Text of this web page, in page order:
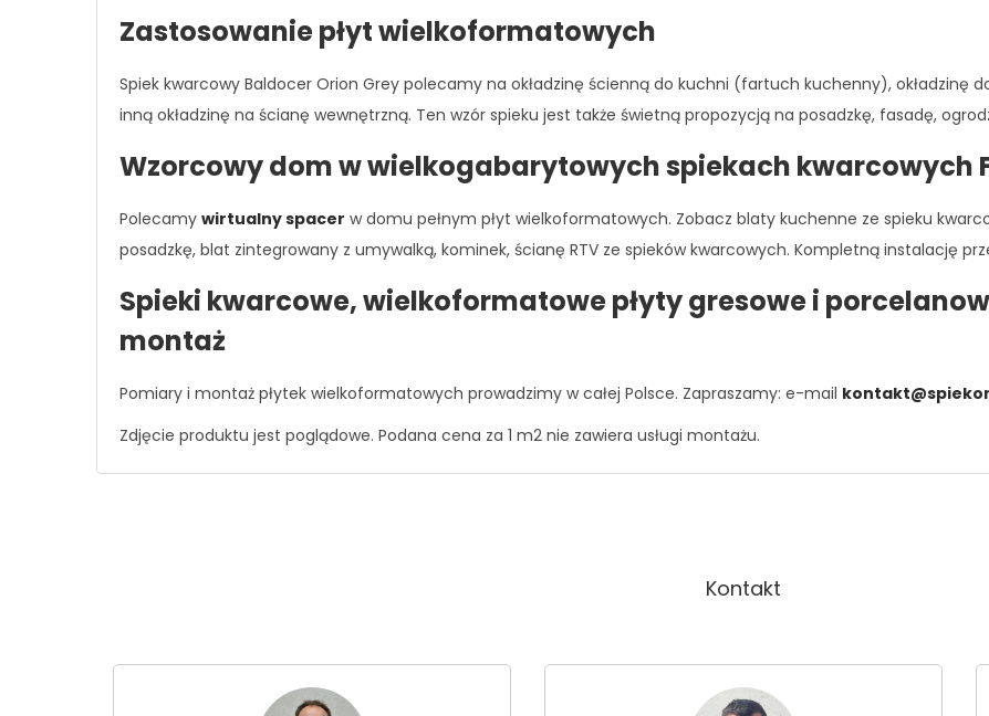
Zastosowanie płyt wielkoformatowych
Spiek kwarcowy Baldocer Orion Grey polecamy na okładzinę ścienną do kuchni (fartuch kuchenny), okładzinę
inną okładzinę na ścianę wewnętrzną. Ten wzór spieku jest także świetną propozycją na posadzkę, fasadę,
Wzorcowy dom w wielkogabarytowych spiekach kwarcowych
Polecamy wirtualny spacer w domu pełnym płyt wielkoformatowych. Zobacz blaty kuchenne ze spieku
posadzkę, blat zintegrowany z umywalką, kominek, ścianę RTV ze spieków kwarcowych. Kompletną instalację
Spieki kwarcowe, wielkoformatowe płyty gresowe i
montaż
Pomiary i montaż płytek wielkoformatowych prowadzimy w całej Polsce. Zapraszamy: e-mail
Zdjęcie produktu jest poglądowe. Podana cena za 1 m2 nie zawiera usługi montażu.
Kontakt